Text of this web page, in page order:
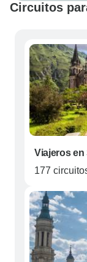
Circuitos
Viajeros en
177